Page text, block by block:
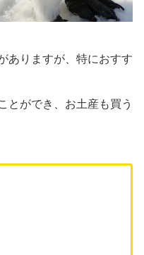
ありますが、特におすす
とができ、お土産も買う